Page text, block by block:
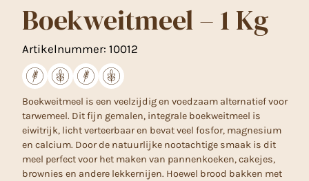
Boekweitmeel – 1 Kg
Artikelnummer: 10012
Boekweitmeel is een veelzijdig en voedzaam alternatief voor
tarwemeel. Dit fijn gemalen, integrale boekweitmeel is
eiwitrijk, licht verteerbaar en bevat veel fosfor, magnesium
en calcium. Door de natuurlijke nootachtige smaak is dit
meel perfect voor het maken van pannenkoeken, cakejes,
brownies en andere lekkernijen. Hoewel brood bakken met